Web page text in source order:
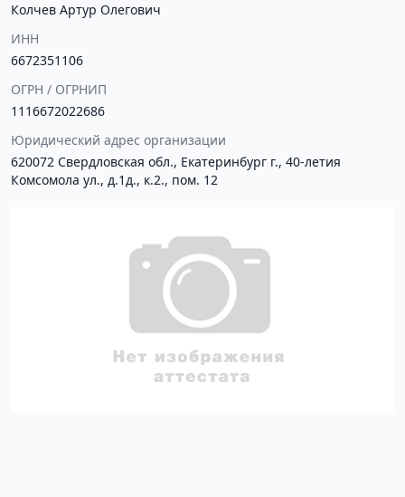
Колчев Артур Олегович
ИНН
6672351106
ОГРН / ОГРНИП
1116672022686
Юридический адрес организации
620072 Свердловская обл., Екатеринбург г., 40-летия
Комсомола ул., д.1д., к.2., пом. 12